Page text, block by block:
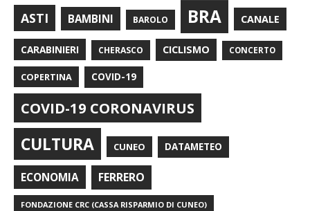
ASTI BAMBINI BAROLO BRA CANALE
CARABINIERI CHERASCO CICLISMO CONCERTO
COPERTINA COVID-19
COVID-19 CORONAVIRUS
CULTURA CUNEO DATAMETEO
ECONOMIA FERRERO
FONDAZIONE CRC (CASSA RISPARMIO DI CUNEO)